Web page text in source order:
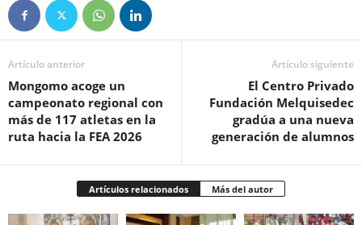
Artículo anterior
Mongomo acoge un
campeonato regional con
más de 117 atletas en la
ruta hacia la FEA 2026
Artículo siguiente
El Centro Privado
Fundación Melquisedec
gradúa a una nueva
generación de alumnos
Artículos relacionados Más del autor